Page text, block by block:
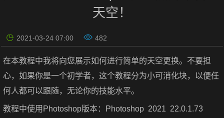
天空！
2021-03-24 07:00 482
在本教程中我将向您展示如何进行简单的天空更换。不要担
心，如果你是一个初学者，这个教程分为小可消化块，以便任
何人都可以跟随，无论你的技能水平。
教程中使用Photoshop版本：Photoshop 2021 22.0.1.73